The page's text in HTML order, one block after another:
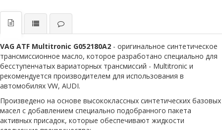
VAG ATF Multitronic G052180A2 - оригинальное синтетическое
трансмиссионное масло, которое разработано специально для
бесступенчатых вариаторных трансмиссий - Multitronic и
рекомендуется производителем для использования в
автомобилях VW, AUDI.
Произведено на основе высококлассных синтетических базовых
масел с добавлением специально подобранного пакета
активных присадок, которые обеспечивают жидкости